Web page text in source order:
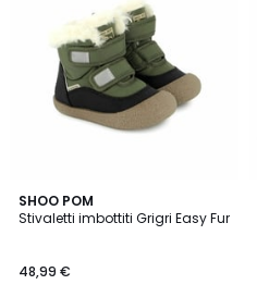
SHOO POM
Stivaletti imbottiti Grigri Easy Fur
48,99 €